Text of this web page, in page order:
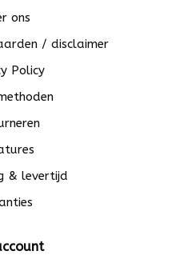
ons
/ disclaimer
Policy
& levertijd